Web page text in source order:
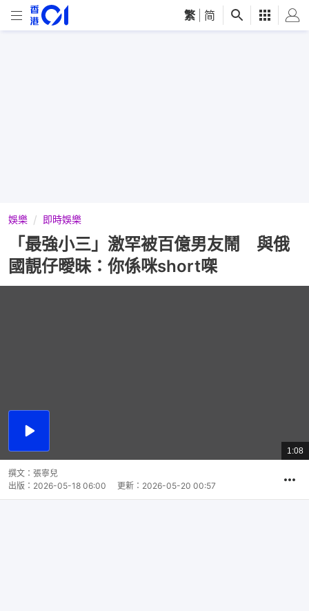
繁 简
娛樂 即時娛樂
「最強小三」激罕被百億男友鬧 與俄
國靚仔曖昧：你係咪short㗎
播
總
共
1:08
撰文： 張寧兒
出版： 2026-05-18 06:00 更新： 2026-05-20 00:57